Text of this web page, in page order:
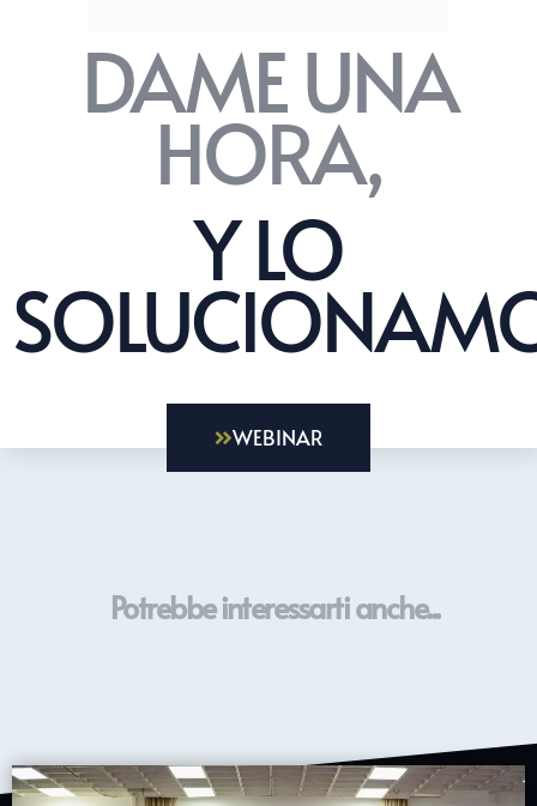
DAME UNA
HORA,
Y LO
WEBINAR
Potrebbe interessarti anche...